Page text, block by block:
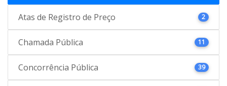
Atas de Registro de Preço 2
Chamada Pública 11
Concorrência Pública 39